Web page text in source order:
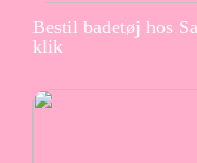
Bestil badetøj hos
klik